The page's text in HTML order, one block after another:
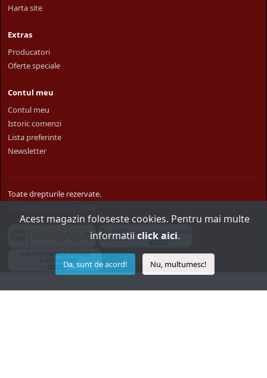
Harta site
Extras
Producatori
Oferte speciale
Contul meu
Contul meu
Istoric comenzi
Lista preferinte
Newsletter
Toate drepturile rezervate.
Acest magazin foloseste cookies. Pentru mai multe
informatii click aici.
Da, sunt de acord! Nu, multumesc!